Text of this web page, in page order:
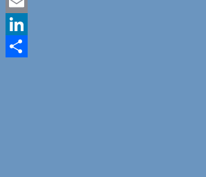
Email
LinkedIn